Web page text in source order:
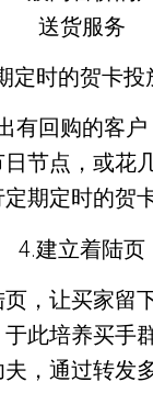
送货服务
定时的贺卡投
有回购的客
节点，或花
期定时的贺
4.建立着陆页
，让买家留
此培养买手
，通过转发